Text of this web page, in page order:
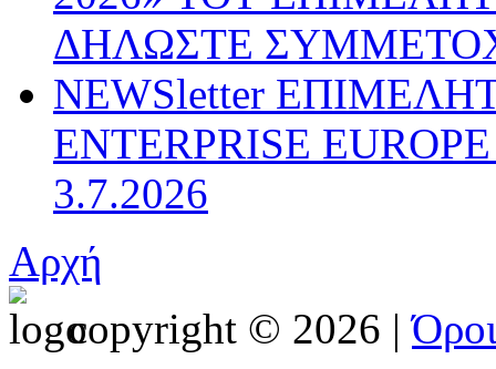
ΔΗΛΩΣΤΕ
NEWSletter
ENTERPRISE
3.7.2026
Αρχή
copyright © 2026 |